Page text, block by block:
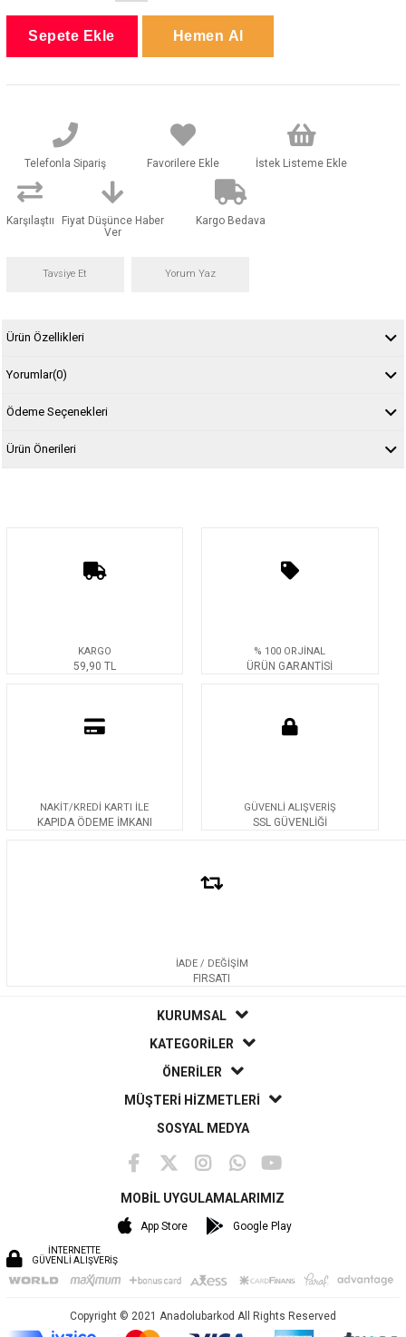
Telefonla Sipariş Favorilere Ekle İstek Listeme Ekle
Karşılaştır
Fiyat Düşünce Haber
Ver
Kargo Bedava
Tavsiye Et Yorum Yaz
Ürün Özellikleri
Yorumlar(0)
Ödeme Seçenekleri
Ürün Önerileri
KARGO
59,90 TL
% 100 ORJİNAL
ÜRÜN GARANTİSİ
NAKİT/KREDİ KARTI İLE
KAPIDA ÖDEME İMKANI
GÜVENLİ ALIŞVERİŞ
SSL GÜVENLİĞİ
İADE / DEĞİŞİM
FIRSATI
KURUMSAL
KATEGORİLER
ÖNERİLER
MÜŞTERİ HİZMETLERİ
SOSYAL MEDYA
MOBİL UYGULAMALARIMIZ
App Store Google Play
İNTERNETTE
GÜVENLİ ALIŞVERİŞ
Copyright © 2021 Anadolubarkod All Rights Reserved